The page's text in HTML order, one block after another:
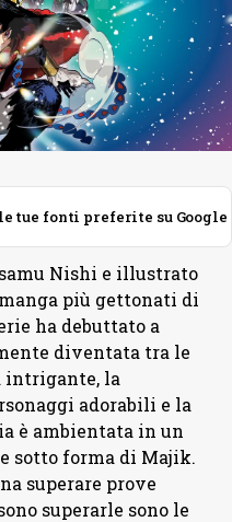
tue fonti preferite su Google
Nishi e illustrato
più gettonati di
ha debuttato a
diventata tra le
intrigante, la
adorabili e la
è ambientata in un
sotto forma di Majik.
superare prove
superarle sono le